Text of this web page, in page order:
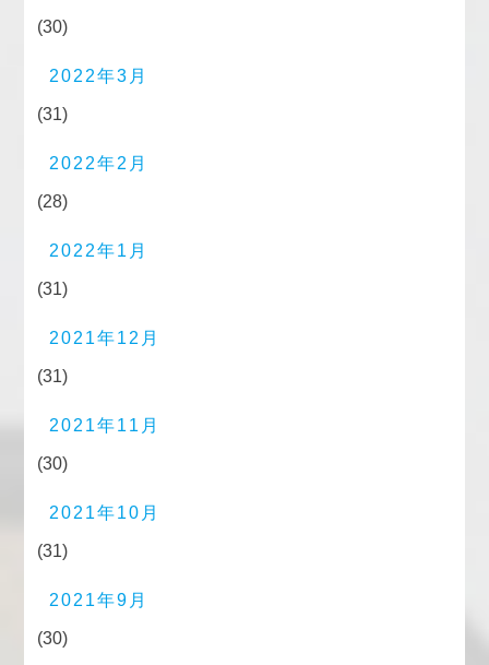
(30)
2022年3月
(31)
2022年2月
(28)
2022年1月
(31)
2021年12月
(31)
2021年11月
(30)
2021年10月
(31)
2021年9月
(30)